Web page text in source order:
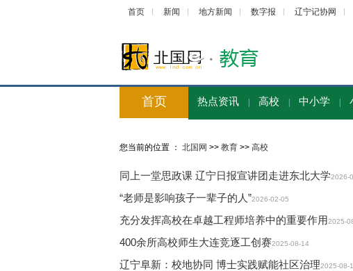
首页 新闻 地方新闻 数字报 辽宁记协网
首页 热点资讯 高校 中小学
您当前的位置 ： 北国网 >> 教育 >> 高校
同上一堂思政课 辽宁日报宣讲团走进东北大学2026-
“老师是影响孩子一辈子的人”2026-02-05
充分发挥高校在卓越工程师培养中的重要作用2025-
400余所高校师生大连竞逐工创赛2025-08-14
辽宁阜新：校地协同 博士实践赋能社区治理2025-08-